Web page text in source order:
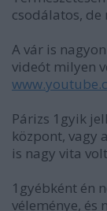
csodálatos,
A vár is
videót milyen
Párizs 1gyik
központ, vagy
is nagy vita
1gyébként én
véleménye, és